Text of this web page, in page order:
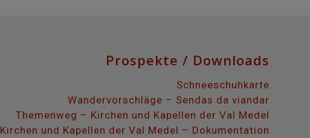
Prospekte / Downloads
Schneeschuhkarte
Wandervorschläge – Sendas da viandar
Themenweg – Kirchen und Kapellen der Val Medel
Kirchen und Kapellen der Val Medel – Dokumentation